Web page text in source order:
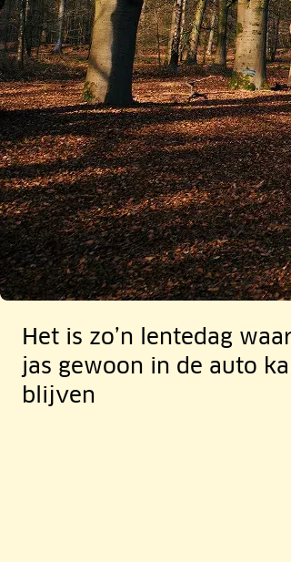
Het is zo’n lentedag
jas gewoon in de auto
blijven